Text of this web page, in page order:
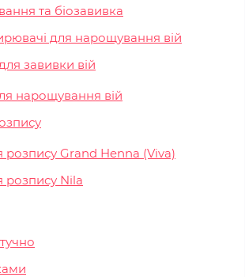
та біозавивка
для нарощування вій
завивки вій
нарощування вій
розпису Grand Henna (Viva)
розпису Nila